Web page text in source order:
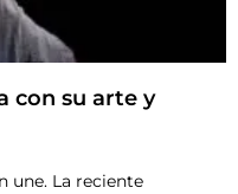
con su arte y
une. La reciente